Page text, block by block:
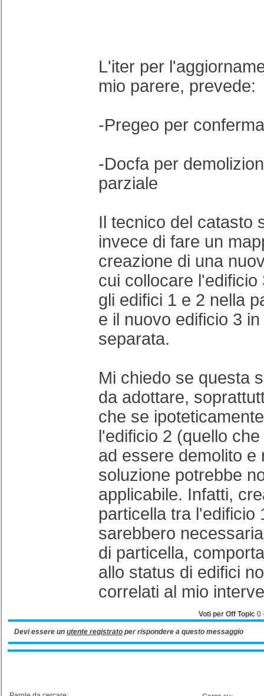
L'iter per
mio parere, prevede:
-Pregeo per
-Docfa per
parziale
Il tecnico del catasto
invece di fare un
creazione di una
cui collocare l'edificio
gli edifici 1 e 2 nella
e il nuovo edificio 3
separata.
Mi chiedo se questa
da adottare,
che se
l'edificio 2 (quello
ad essere demolito e
soluzione potrebbe
applicabile. Infatti,
particella tra l'edificio
sarebbero
di particella,
allo status di edifici
correlati al mio
Voti per Off Topic 0
Devi essere un utente registrato per rispondere a questo messaggio